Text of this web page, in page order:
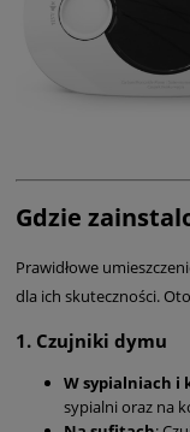
Gdzie
Prawidłowe
dla ich skuteczności.
1. Czujniki dymu
W sypialniach i
sypialni oraz na